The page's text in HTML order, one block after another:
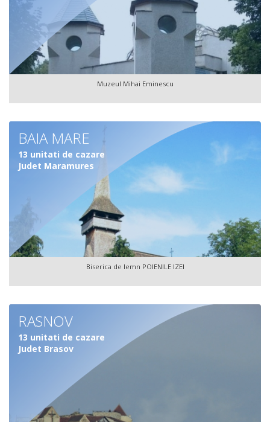
Muzeul Mihai Eminescu
BAIA MARE
13 unitati de cazare
Judet Maramures
Biserica de lemn POIENILE IZEI
RASNOV
13 unitati de cazare
Judet Brasov